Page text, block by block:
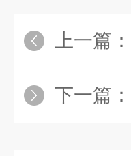
上一篇：
下一篇：